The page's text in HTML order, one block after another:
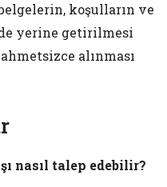
koşulların ve
yerine getirilmesi
alınması
nasıl talep edebilir?